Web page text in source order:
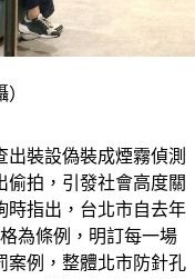
裝設偽裝成煙霧偵測
偷拍，引發社會高度關
時指出，台北市自去年
為條例，明訂每一場
案例，整體北市防針孔